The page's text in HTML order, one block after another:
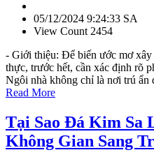
05/12/2024 9:24:33 SA
View Count 2454
- Giới thiệu: Để biến ước mơ xây
thực, trước hết, cần xác định rõ
Ngôi nhà không chỉ là nơi trú ẩn
Read More
Tại Sao Đá Kim Sa
Không Gian Sang